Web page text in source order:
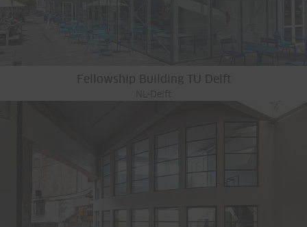
Fellowship Building TU Delft
NL-Delft